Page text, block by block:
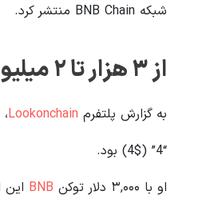
شبکه BNB Chain منتشر کرد.
از ۳ هزار تا ۲ میلیون دلار؛ سود ۶۵۰ برابری در چند ساعت
به گزارش پلتفرم Lookonchain
“4” ($4) بود.
او با ۳,۰۰۰ دلار توکن
BNB